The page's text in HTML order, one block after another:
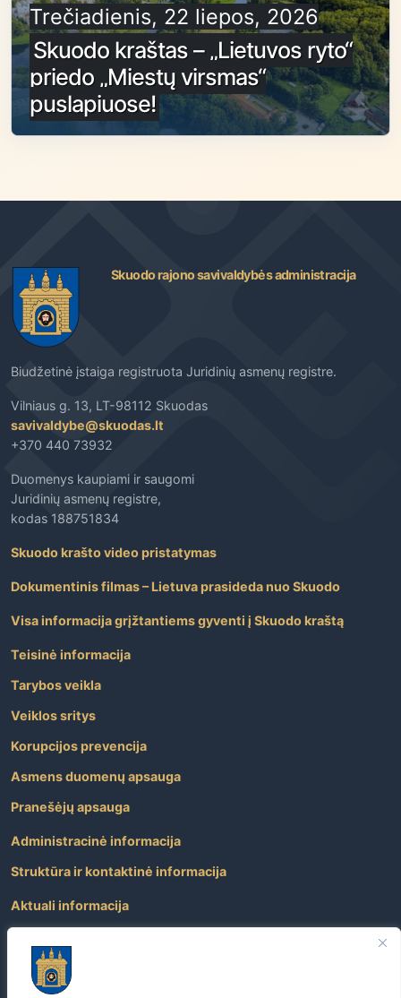
Trečiadienis, 22 liepos, 2026
Skuodo kraštas – „Lietuvos ryto“
priedo „Miestų virsmas“
puslapiuose!
Skuodo rajono savivaldybės administracija
Biudžetinė įstaiga registruota Juridinių asmenų registre.
Vilniaus g. 13, LT-98112 Skuodas
savivaldybe@skuodas.lt
+370 440 73932
Duomenys kaupiami ir saugomi
Juridinių asmenų registre,
kodas 188751834
Skuodo krašto video pristatymas
Dokumentinis filmas – Lietuva prasideda nuo Skuodo
Visa informacija grįžtantiems gyventi į Skuodo kraštą
Teisinė informacija
Tarybos veikla
Veiklos sritys
Korupcijos prevencija
Asmens duomenų apsauga
Pranešėjų apsauga
Administracinė informacija
Struktūra ir kontaktinė informacija
Aktuali informacija
Atviri duomenys